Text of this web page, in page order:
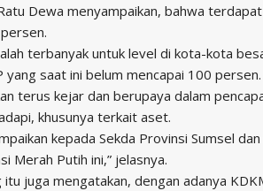
Dewa menyampaikan, bahwa
terbanyak untuk level di kota-kota
saat ini belum mencapai 100 persen.
terus kejar dan berupaya dalam
khusunya terkait aset.
kepada Sekda Provinsi Sumsel
Merah Putih ini,” jelasnya.
juga mengatakan, dengan adanya